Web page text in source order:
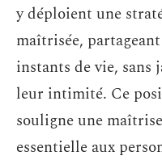
y déploient une
maîtrisée,
instants de vie,
leur intimité. Ce
souligne une
essentielle aux